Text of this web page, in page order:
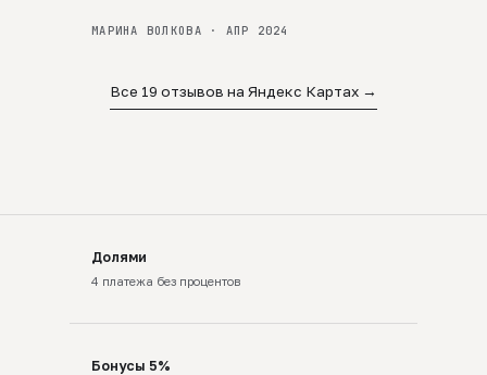
МАРИНА ВОЛКОВА · АПР 2024
Все 19 отзывов на Яндекс Картах →
Долями
4 платежа без процентов
Бонусы 5%